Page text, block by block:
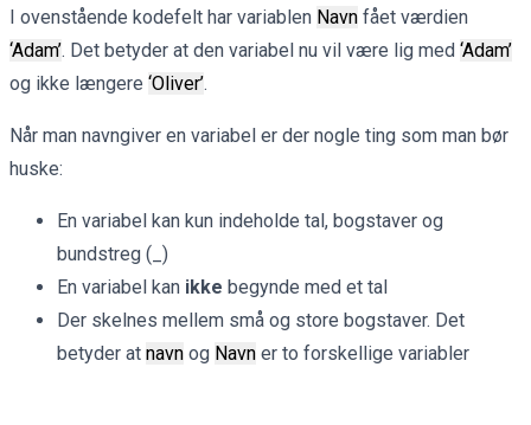
I ovenstående kodefelt har variablen Navn fået værdien
‘Adam’. Det betyder at den variabel nu vil være lig med ‘Adam’
og ikke længere ‘Oliver’.
Når man navngiver en variabel er der nogle ting som man bør
huske:
En variabel kan kun indeholde tal, bogstaver og
bundstreg (_)
En variabel kan ikke begynde med et tal
Der skelnes mellem små og store bogstaver. Det
betyder at navn og Navn er to forskellige variabler